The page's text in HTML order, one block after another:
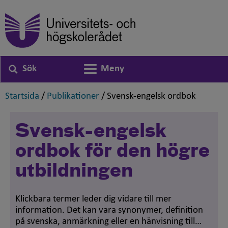
Sök
Växla navigering
Meny
Startsida ,
/ Publikationer ,
/ Svensk-engelsk ordbok
Svensk-engelsk
ordbok för den högre
utbildningen
Klickbara termer leder dig vidare till mer
information. Det kan vara synonymer, definition
på svenska, anmärkning eller en hänvisning till